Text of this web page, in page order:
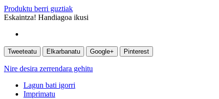
Produktu berri guztiak
Eskaintza! Handiagoa ikusi
Tweeteatu Elkarbanatu Google+ Pinterest
Nire desira zerrendara gehitu
Lagun bati igorri
Imprimatu